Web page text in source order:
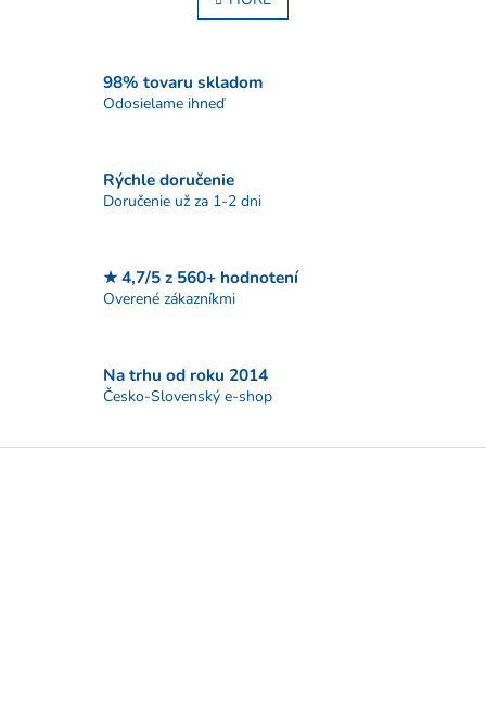
á
c
k
ý
p
k
a
n
98% tovaru skladom
Odosielame ihneď
Rýchle doručenie
Doručenie už za 1-2 dni
★ 4,7/5 z 560+ hodnotení
Overené zákazníkmi
Na trhu od roku 2014
Česko-Slovenský e-shop
Z